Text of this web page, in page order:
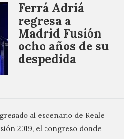
Ferrá Adriá
regresa a
Madrid Fusión
ocho años de su
despedida
al escenario de Reale
2019, el congreso donde